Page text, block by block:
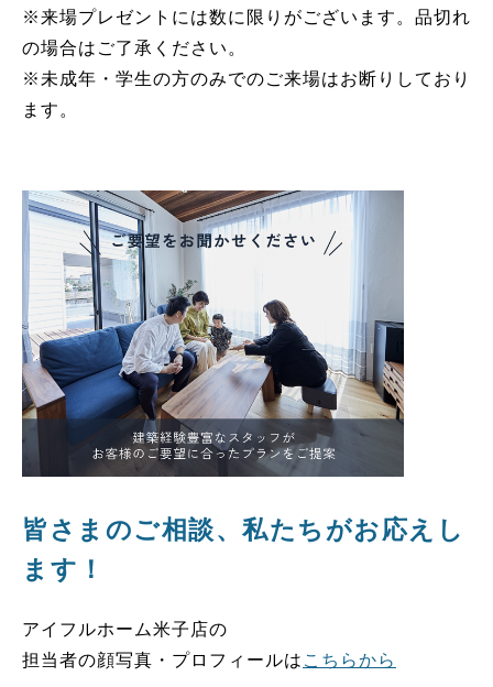
※来場プレゼントには数に限りがございます。品切れ
の場合はご了承ください。
※未成年・学生の方のみでのご来場はお断りしており
ます。
皆さまのご相談、私たちがお応えし
ます！
アイフルホーム米子店の
担当者の顔写真・プロフィールは こちらから